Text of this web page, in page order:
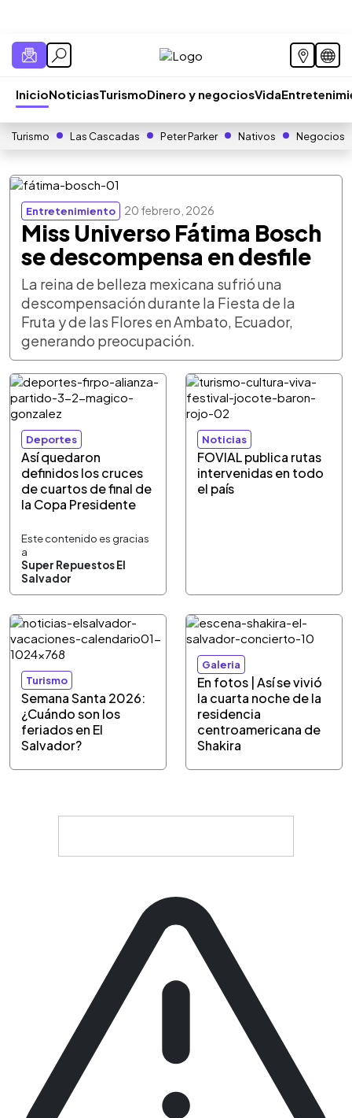
InicioNoticiasTurismoDinero y negociosVida
Turismo Las Cascadas Peter Parker Nativos Negocios
Entretenimiento 20 febrero, 2026
Miss Universo Fátima Bosch
se descompensa en desfile
La reina de belleza mexicana sufrió una
descompensación durante la Fiesta de la
Fruta y de las Flores en Ambato, Ecuador,
generando preocupación.
Deportes
Así quedaron
definidos los cruces
de cuartos de final de
la Copa Presidente
Este contenido es gracias
a
Super Repuestos El
Salvador
Noticias
FOVIAL publica rutas
intervenidas en todo
el país
Turismo
Semana Santa 2026:
¿Cuándo son los
feriados en El
Salvador?
Galeria
En fotos | Así se vivió
la cuarta noche de la
residencia
centroamericana de
Shakira